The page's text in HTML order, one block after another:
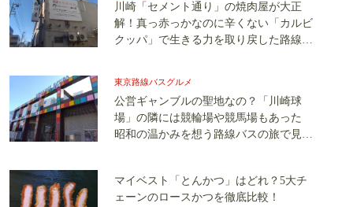
川崎「セメント通り」の焼肉屋が大正
解！真っ赤っかなのに辛くない「カルビ
クッパ」で生きる力を取り戻した路線バ
東京路線バスグルメ
公営ギャンブルの聖地なの？「川崎球
場」の隣には競輪場や競馬場もあった
昭和の温かみを想う路線バスの旅で見つ
マイベスト「とんかつ」はどれ？5大チ
ェーンのロースかつを徹底比較！